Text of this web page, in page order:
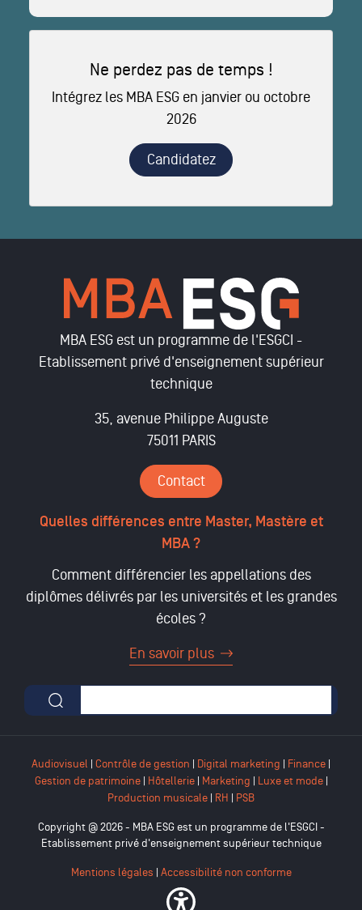
Ne perdez pas de temps !
Intégrez les MBA ESG en janvier ou octobre
2026
Candidatez
MBA ESG est un programme de l'ESGCI -
Etablissement privé d'enseignement supérieur
technique
35, avenue Philippe Auguste
75011 PARIS
Contact
Quelles différences entre Master, Mastère et
MBA ?
Comment différencier les appellations des
diplômes délivrés par les universités et les grandes
écoles ?
En savoir plus
Formulaire de recherche
Audiovisuel | Contrôle de gestion | Digital marketing | Finance |
Gestion de patrimoine| Hôtellerie| Marketing | Luxe et mode|
Production musicale | RH | PSB
Copyright @ 2026 - MBA ESG est un programme de l'ESGCI -
Etablissement privé d'enseignement supérieur technique
Mentions légales Accessibilité non conforme